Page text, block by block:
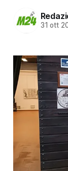
31 ott